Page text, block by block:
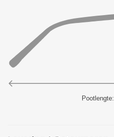
Pootlengte: